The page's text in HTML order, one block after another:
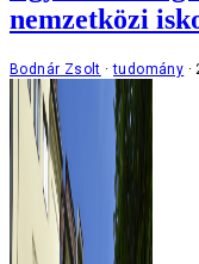
nemzetközi
Bodnár Zsolt tudomány